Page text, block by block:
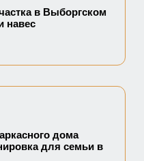
в Выборгском
навес
дома
для семьи в